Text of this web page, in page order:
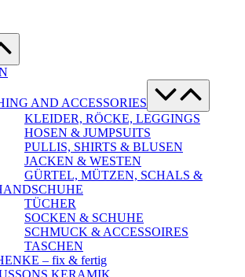
AND ACCESSORIES
Menü-
Schalter
KLEIDER, RÖCKE, LEGGINGS
HOSEN & JUMPSUITS
PULLIS, SHIRTS & BLUSEN
JACKEN & WESTEN
GÜRTEL, MÜTZEN, SCHALS &
TÜCHER
SOCKEN & SCHUHE
SCHMUCK & ACCESSOIRES
TASCHEN
– fix & fertig
KERAMIK